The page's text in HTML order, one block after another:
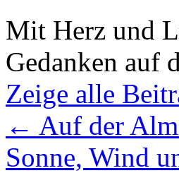
Mit Herz und
Gedanken auf
Zeige alle
← Auf der
Sonne, Wind